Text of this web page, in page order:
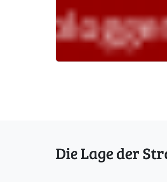
Die Lage der